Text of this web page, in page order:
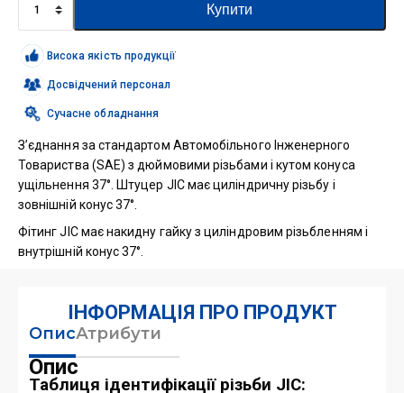
DKJ
90*
7/8"-14
dn
16
кількість
Купити
Висока якість продукції
Досвідчений персонал
Сучасне обладнання
З’єднання за стандартом Автомобільного Інженерного
Товариства (SAE) з дюймовими різьбами і кутом конуса
ущільнення 37°. Штуцер JIC має циліндричну різьбу і
зовнішній конус 37°.
Фітинг JIC має накидну гайку з циліндровим різьбленням і
внутрішній конус 37°.
ІНФОРМАЦІЯ ПРО ПРОДУКТ
ОписАтрибути
Опис
Таблиця ідентифікації різьби JIC: